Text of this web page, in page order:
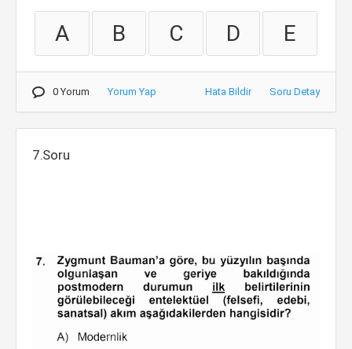
A B C D E
0 Yorum Yorum Yap Hata Bildir Soru Detay
7.Soru